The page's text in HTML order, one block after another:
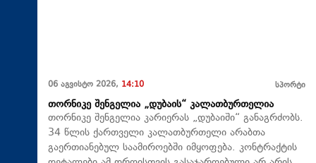
06 აგვისტო 2026, 14:10 სპორტი
თორნიკე შენგელია „დუბაის“ კალათბურთელია
თორნიკე შენგელია კარიერას „დუბაიში“ განაგრძობს.
34 წლის ქართველი კალათბურთელი არაბთა
გაერთიანებულ საამიროებში იმყოფება. კონტრაქტის